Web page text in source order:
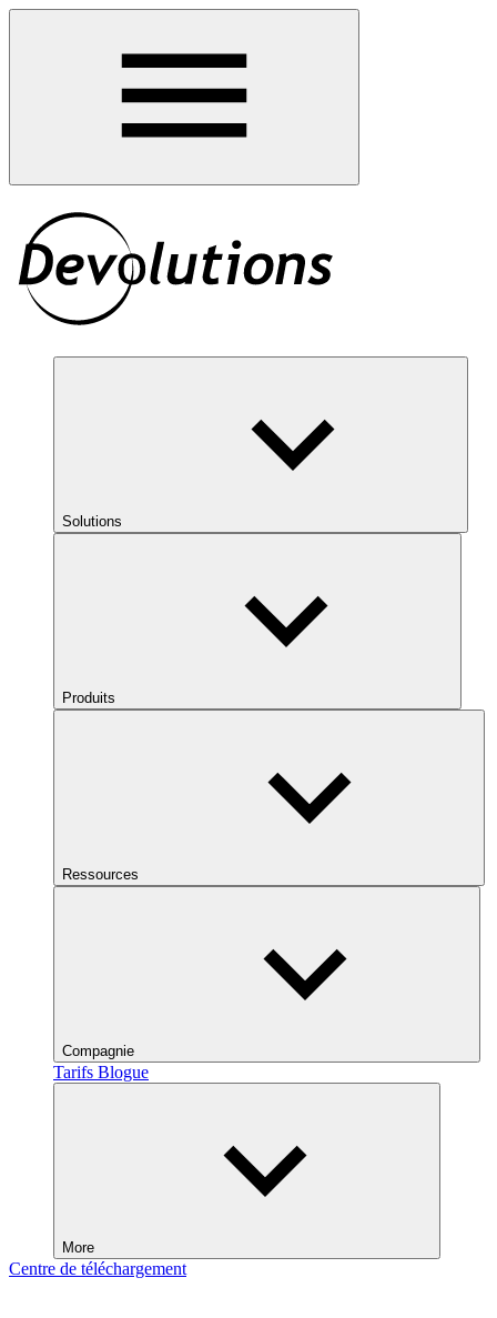
Solutions
Produits
Ressources
Compagnie
Tarifs Blogue
More
Centre de téléchargement